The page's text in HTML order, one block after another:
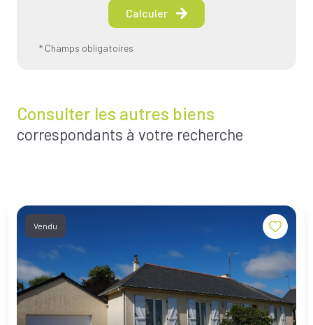
Calculer
* Champs obligatoires
Consulter les autres biens
correspondants à votre recherche
Vendu